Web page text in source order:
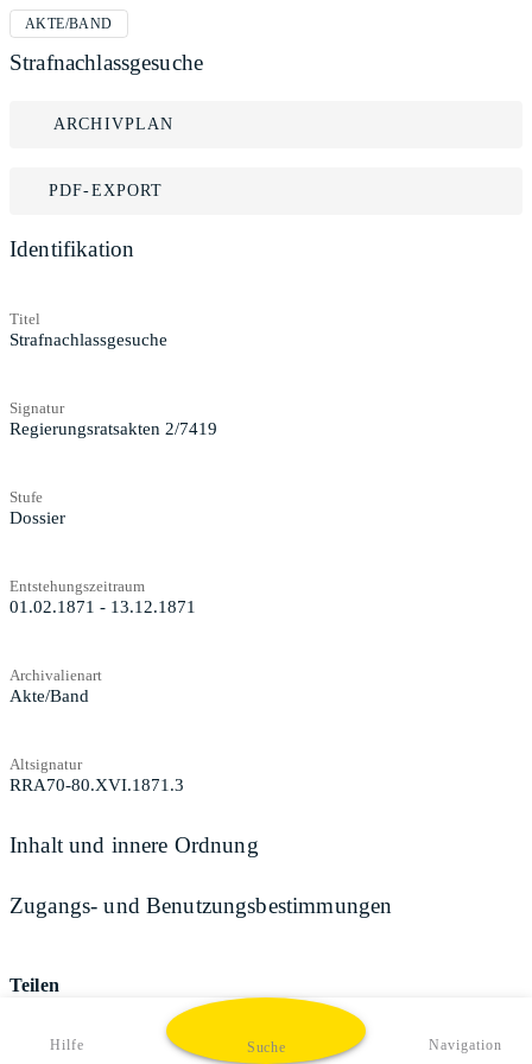
AKTE/BAND
Strafnachlassgesuche
ARCHIVPLAN
PDF-EXPORT
Identifikation
Titel
Strafnachlassgesuche
Signatur
Regierungsratsakten 2/7419
Stufe
Dossier
Entstehungszeitraum
01.02.1871 - 13.12.1871
Archivalienart
Akte/Band
Altsignatur
RRA70-80.XVI.1871.3
Inhalt und innere Ordnung
Zugangs- und Benutzungsbestimmungen
Teilen
Hilfe Suche Navigation